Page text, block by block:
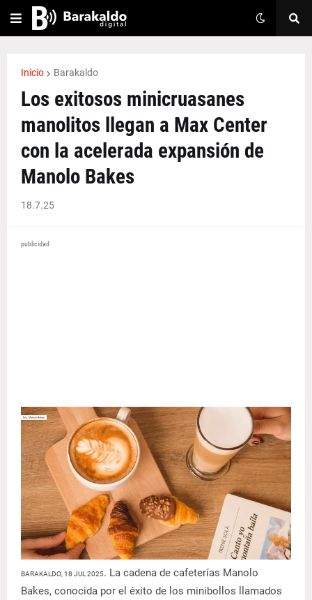
Inicio Barakaldo
Los exitosos minicruasanes
manolitos llegan a Max Center
con la acelerada expansión de
Manolo Bakes
18.7.25
publicidad
BARAKALDO, 18 JUL 2025. La cadena de cafeterías Manolo
Bakes, conocida por el éxito de los minibollos llamados